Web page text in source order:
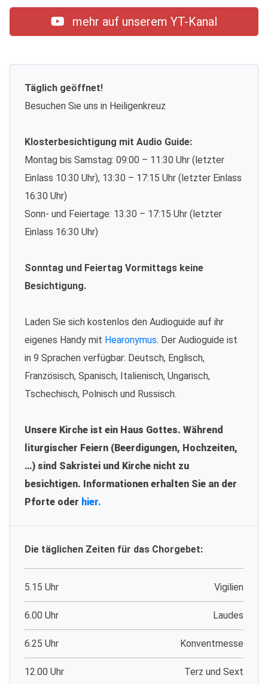
mehr auf unserem YT-Kanal
Täglich geöffnet!
Besuchen Sie uns in Heiligenkreuz
Klosterbesichtigung mit Audio Guide:
Montag bis Samstag: 09:00 – 11:30 Uhr (letzter
Einlass 10:30 Uhr), 13:30 – 17:15 Uhr (letzter Einlass
16:30 Uhr)
Sonn- und Feiertage: 13:30 – 17:15 Uhr (letzter
Einlass 16:30 Uhr)
Sonntag und Feiertag Vormittags keine
Besichtigung.
Laden Sie sich kostenlos den Audioguide auf ihr
eigenes Handy mit Hearonymus. Der Audioguide ist
in 9 Sprachen verfügbar: Deutsch, Englisch,
Französisch, Spanisch, Italienisch, Ungarisch,
Tschechisch, Polnisch und Russisch.
Unsere Kirche ist ein Haus Gottes. Während
liturgischer Feiern (Beerdigungen, Hochzeiten,
…) sind Sakristei und Kirche nicht zu
besichtigen. Informationen erhalten Sie an der
Pforte oder hier.
Die täglichen Zeiten für das Chorgebet:
5.15 Uhr Vigilien
6.00 Uhr Laudes
6.25 Uhr Konventmesse
12.00 Uhr Terz und Sext